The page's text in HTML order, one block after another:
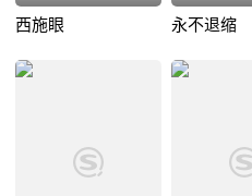
西施眼 永不退缩